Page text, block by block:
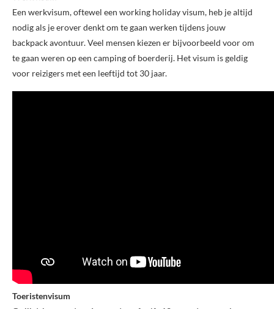
Een werkvisum, oftewel een working holiday visum, heb je altijd
nodig als je erover denkt om te gaan werken tijdens jouw
backpack avontuur. Veel mensen kiezen er bijvoorbeeld voor om
te gaan weren op een camping of boerderij. Het visum is geldig
voor reizigers met een leeftijd tot 30 jaar.
Toeristenvisum